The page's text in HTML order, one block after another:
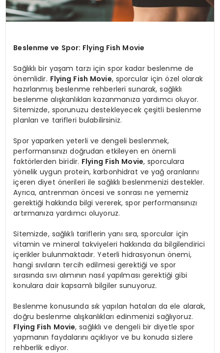
Beslenme ve Spor: Flying Fish Movie
Sağlıklı bir yaşam tarzı için spor kadar beslenme de
önemlidir. Flying Fish Movie, sporcular için özel olarak
hazırlanmış beslenme rehberleri sunarak, sağlıklı
beslenme alışkanlıkları kazanmanıza yardımcı oluyor.
Sitemizde, sporunuzu destekleyecek çeşitli beslenme
planları ve tarifleri bulabilirsiniz.
Spor yaparken yeterli ve dengeli beslenmek,
performansınızı doğrudan etkileyen en önemli
faktörlerden biridir. Flying Fish Movie, sporculara
yönelik uygun protein, karbonhidrat ve yağ oranlarını
içeren diyet önerileri ile sağlıklı beslenmenizi destekler.
Ayrıca, antrenman öncesi ve sonrası ne yememiz
gerektiği hakkında bilgi vererek, spor performansınızı
artırmanıza yardımcı oluyoruz.
Sitemizde, sağlıklı tariflerin yanı sıra, sporcular için
vitamin ve mineral takviyeleri hakkında da bilgilendirici
içerikler bulunmaktadır. Yeterli hidrasyonun önemi,
hangi sıvıların tercih edilmesi gerektiği ve spor
sırasında sıvı alımının nasıl yapılması gerektiği gibi
konulara dair kapsamlı bilgiler sunuyoruz.
Beslenme konusunda sık yapılan hataları da ele alarak,
doğru beslenme alışkanlıkları edinmenizi sağlıyoruz.
Flying Fish Movie, sağlıklı ve dengeli bir diyetle spor
yapmanın faydalarını açıklıyor ve bu konuda sizlere
rehberlik ediyor.